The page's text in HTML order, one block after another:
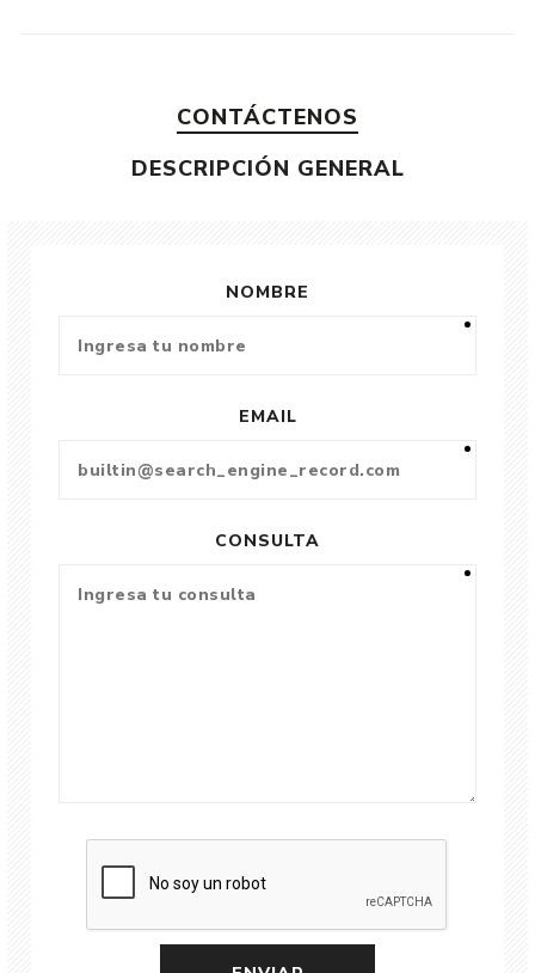
CONTÁCTENOS
DESCRIPCIÓN GENERAL
NOMBRE
EMAIL
CONSULTA